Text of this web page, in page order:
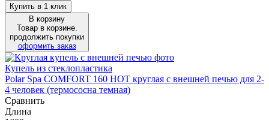
Купить в 1 клик
В корзину
Товар в корзине.
продолжить покупки
оформить заказ
Купель из стеклопластика
Polar Spa COMFORT 160 HOT круглая с внешней печью для 2-
4 человек (термососна темная)
Сравнить
Длина